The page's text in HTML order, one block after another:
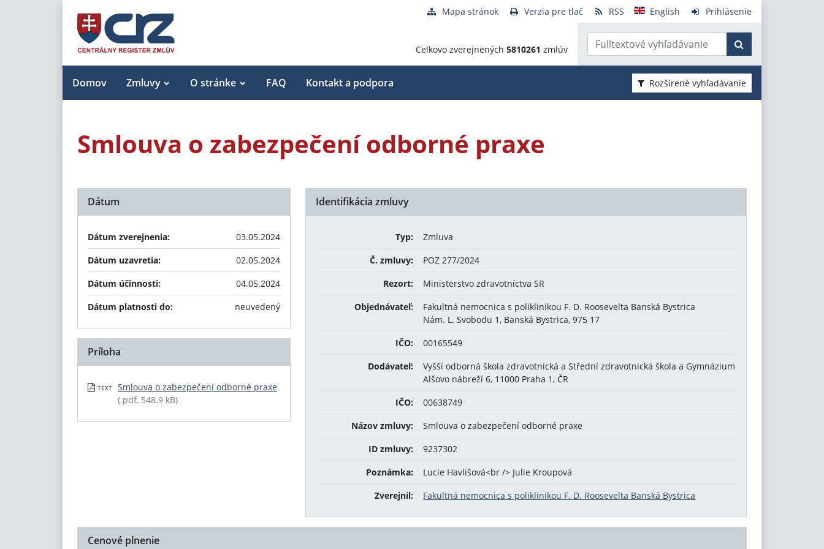
Mapa stránok Verzia pre tlač RSS English Prihlásenie
Celkovo zverejnených 5810261 zmlúv
Domov Zmluvy O stránke FAQ Kontakt a podpora Rozšírené vyhľadávanie
Smlouva o zabezpečení odborné praxe
Identifikácia zmluvy
Typ:
Zmluva
Č. zmluvy:
POZ 277/2024
Rezort:
Ministerstvo zdravotníctva SR
Objednávateľ:
Fakultná nemocnica s poliklinikou F. D. Roosevelta Banská Bystrica
Nám. L. Svobodu 1, Banská Bystrica, 975 17
IČO:
00165549
Dodávateľ:
Vyšší odborná škola zdravotnická a Střední zdravotnická škola a Gymnázium
Alšovo nábreží 6, 11000 Praha 1, ČR
IČO:
00638749
Názov zmluvy:
Smlouva o zabezpečení odborné praxe
ID zmluvy:
9237302
Poznámka:
Lucie Havlišová<br /> Julie Kroupová
Zverejnil:
Fakultná nemocnica s poliklinikou F. D. Roosevelta Banská Bystrica
Dátum
Dátum zverejnenia:
03.05.2024
Dátum uzavretia:
02.05.2024
Dátum účinnosti:
04.05.2024
Dátum platnosti do:
neuvedený
Príloha
TEXT
Smlouva o zabezpečení odborné praxe
(.pdf, 548.9 kB)
Cenové plnenie